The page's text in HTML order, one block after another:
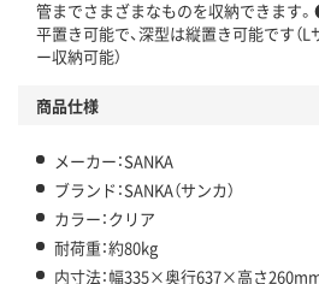
管までさまざまなものを収納できます
平置き可能で、深型は縦置き可能です（
ー収納可能）
商品仕様
メーカー：SANKA
ブランド：SANKA（サンカ）
カラー：クリア
耐荷重：約80kg
内寸法：幅335×奥行637×高さ